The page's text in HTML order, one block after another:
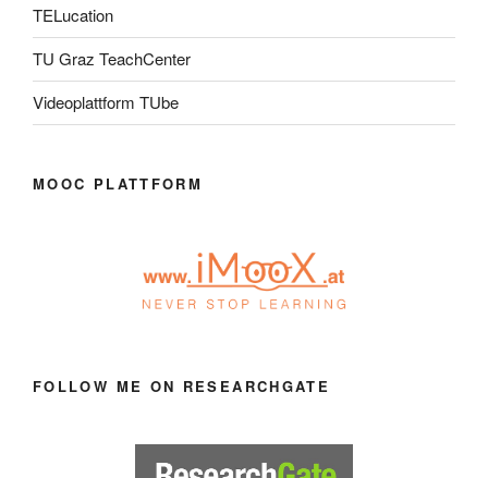
TELucation
TU Graz TeachCenter
Videoplattform TUbe
MOOC PLATTFORM
FOLLOW ME ON RESEARCHGATE